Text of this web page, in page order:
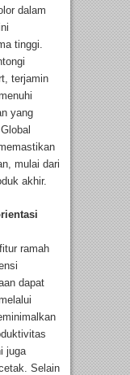
dalam
tinggi.
terjamin
yang
mulai dari
akhir.
ramah
dapat
juga
Selain